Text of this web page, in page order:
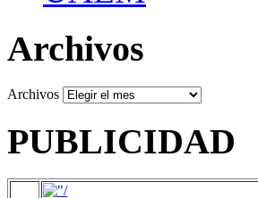
Archivos
Archivos
PUBLICIDAD